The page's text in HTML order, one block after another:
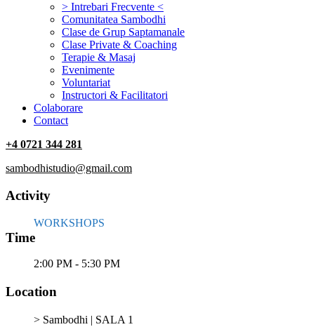
> Intrebari Frecvente <
Comunitatea Sambodhi
Clase de Grup Saptamanale
Clase Private & Coaching
Terapie & Masaj
‎Evenimente
Voluntariat
‏‏‎Instructori & Facilitatori
Colaborare
Contact
+4 0721 344 281
sambodhistudio@gmail.com
Activity
WORKSHOPS
Time
2:00 PM - 5:30 PM
Location
> Sambodhi | SALA 1